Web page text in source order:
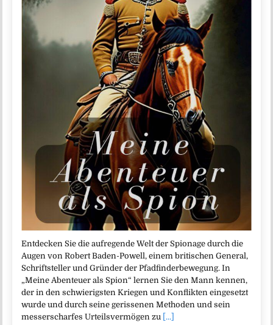
Entdecken Sie die aufregende Welt der Spionage durch die
Augen von Robert Baden-Powell, einem britischen General,
Schriftsteller und Gründer der Pfadfinderbewegung. In
„Meine Abenteuer als Spion“ lernen Sie den Mann kennen,
der in den schwierigsten Kriegen und Konflikten eingesetzt
wurde und durch seine gerissenen Methoden und sein
messerscharfes Urteilsvermögen zu [...]